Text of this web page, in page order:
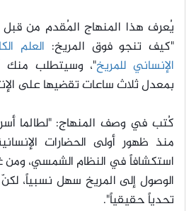
يُعرف هذا المنهاج المُقدم من
"كيف تنجو فوق المريخ: العلم
الإنساني للمريخ"، وسيتطلب منك
بمعدل ثلاث ساعات تقضيها على
كُتب في وصف المنهاج: "لطالما أسر
منذ ظهور أولى الحضارات
استكشافاً في النظام الشمسي، ومن
الوصول إلى المريخ سهل نسبياً،
تحدياً حقيقياً".